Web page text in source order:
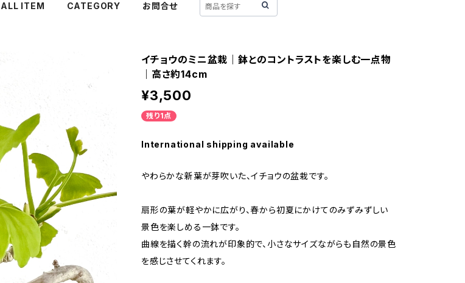
ALL ITEM CATEGORY お問合せ
イチョウのミニ盆栽｜鉢とのコントラストを楽しむ一点物
｜高さ約14cm
¥3,500
残り1点
International shipping available
やわらかな新葉が芽吹いた、イチョウの盆栽です。
扇形の葉が軽やかに広がり、春から初夏にかけてのみずみずしい
景色を楽しめる一鉢です。
曲線を描く幹の流れが印象的で、小さなサイズながらも自然の景色
を感じさせてくれます。